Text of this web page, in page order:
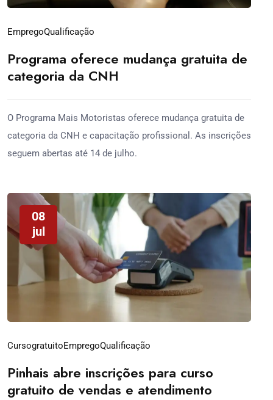
EmpregoQualificação
Programa oferece mudança gratuita de
categoria da CNH
O Programa Mais Motoristas oferece mudança gratuita de
categoria da CNH e capacitação profissional. As inscrições
seguem abertas até 14 de julho.
08
jul
CursogratuitoEmpregoQualificação
Pinhais abre inscrições para curso
gratuito de vendas e atendimento